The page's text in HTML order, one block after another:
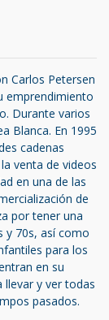
Carlos Petersen
emprendimiento
Durante varios
Blanca. En 1995
cadenas
venta de videos
en una de las
de
por tener una
y 70s, así como
para los
en su
y ver todas
pasados.